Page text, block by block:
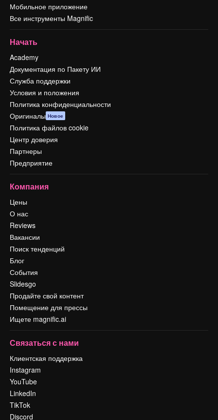
Мобильное приложение
Все инструменты Magnific
Начать
Academy
Документация по Пакету ИИ
Служба поддержки
Условия и положения
Политика конфиденциальности
Оригиналы Новое
Политика файлов cookie
Центр доверия
Партнеры
Предприятие
Компания
Цены
О нас
Reviews
Вакансии
Поиск тенденций
Блог
События
Slidesgo
Продайте свой контент
Помещение для прессы
Ищете magnific.ai
Связаться с нами
Клиентская поддержка
Instagram
YouTube
LinkedIn
TikTok
Discord